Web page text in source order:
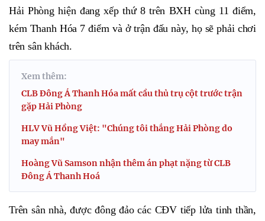
Hải Phòng hiện đang xếp thứ 8 trên BXH cùng 11 điểm,
kém Thanh Hóa 7 điểm và ở trận đấu này, họ sẽ phải chơi
trên sân khách.
Xem thêm:
CLB Đông Á Thanh Hóa mất cầu thủ trụ cột trước trận
gặp Hải Phòng
HLV Vũ Hồng Việt: "Chúng tôi thắng Hải Phòng do
may mắn"
Hoàng Vũ Samson nhận thêm án phạt nặng từ CLB
Đông Á Thanh Hoá
Trên sân nhà, được đông đảo các CĐV tiếp lửa tinh thần,